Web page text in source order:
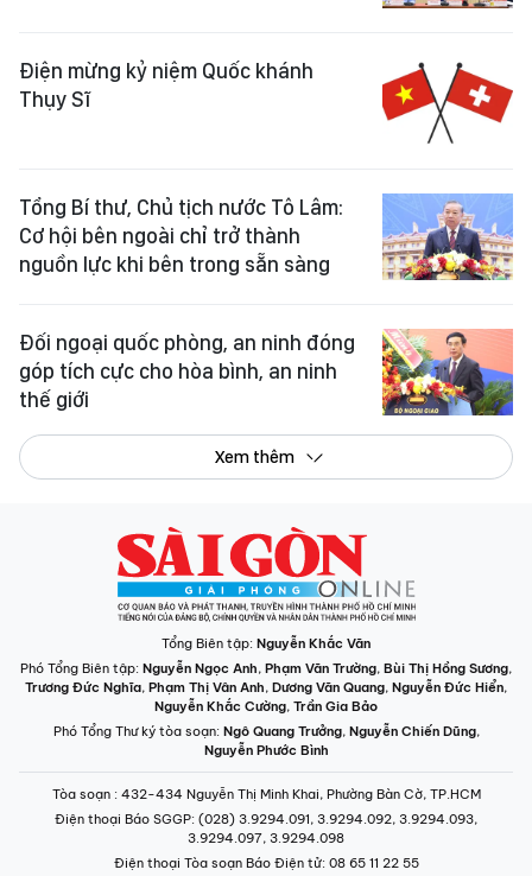
Điện mừng kỷ niệm Quốc khánh
Thụy Sĩ
Tổng Bí thư, Chủ tịch nước Tô Lâm:
Cơ hội bên ngoài chỉ trở thành
nguồn lực khi bên trong sẵn sàng
Đối ngoại quốc phòng, an ninh đóng
góp tích cực cho hòa bình, an ninh
thế giới
Xem thêm
Tổng Biên tập: Nguyễn Khắc Văn
Phó Tổng Biên tập: Nguyễn Ngọc Anh, Phạm Văn Trường, Bùi Thị Hồng Sương,
Trương Đức Nghĩa, Phạm Thị Vân Anh, Dương Văn Quang, Nguyễn Đức Hiển,
Nguyễn Khắc Cường, Trần Gia Bảo
Phó Tổng Thư ký tòa soạn: Ngô Quang Trưởng, Nguyễn Chiến Dũng,
Nguyễn Phước Bình
Tòa soạn : 432-434 Nguyễn Thị Minh Khai, Phường Bàn Cờ, TP.HCM
Điện thoại Báo SGGP: (028) 3.9294.091, 3.9294.092, 3.9294.093,
3.9294.097, 3.9294.098
Điện thoại Tòa soạn Báo Điện tử: 08 65 11 22 55